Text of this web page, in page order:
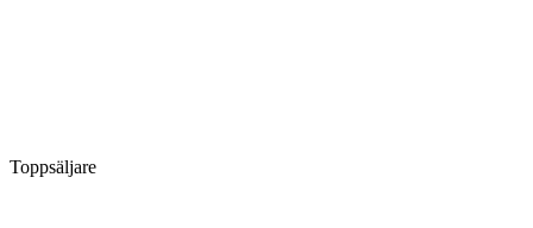
Toppsäljare